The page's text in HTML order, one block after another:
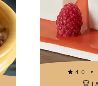
4.0